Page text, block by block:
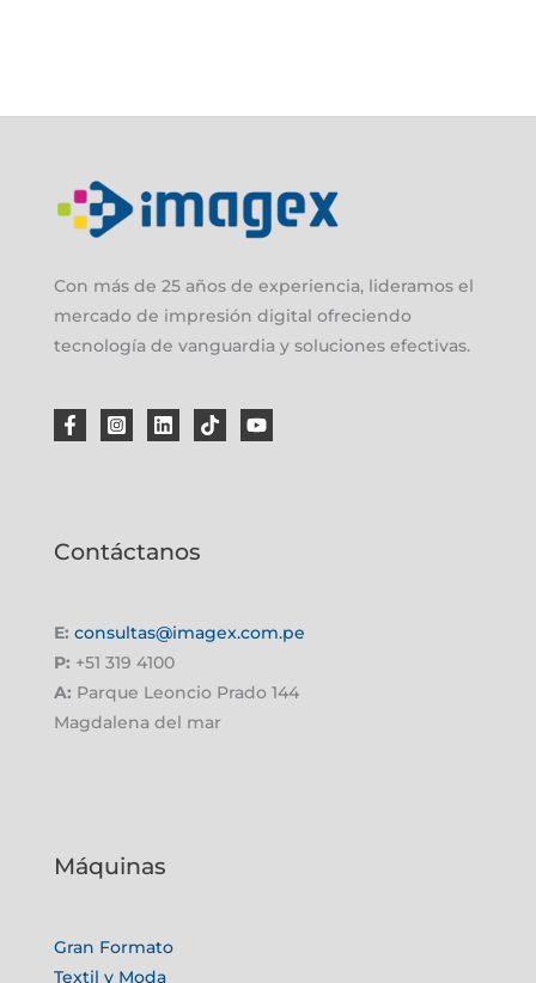
Con más de 25 años de experiencia, lideramos el
mercado de impresión digital ofreciendo
tecnología de vanguardia y soluciones efectivas.
Contáctanos
E: consultas@imagex.com.pe
P: +51 319 4100
A: Parque Leoncio Prado 144
Magdalena del mar
Máquinas
Gran Formato
Textil y Moda